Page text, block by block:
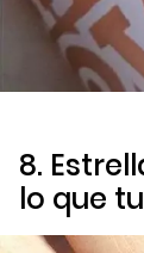
8.
lo que